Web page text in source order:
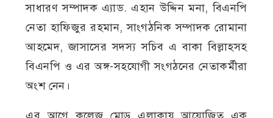
সাধারণ সম্পাদক এ্যাড. এহান উদ্দিন মনা, বিএনপি
নেতা হাফিজুর রহমান, সাংগঠনিক সম্পাদক রোমানা
আহমেদ, জাসাসের সদস্য সচিব এ বাকা বিল্লাহসহ
বিএনপি ও এর অঙ্গ-সহযোগী সংগঠনের নেতাকর্মীরা
অংশ নেন।